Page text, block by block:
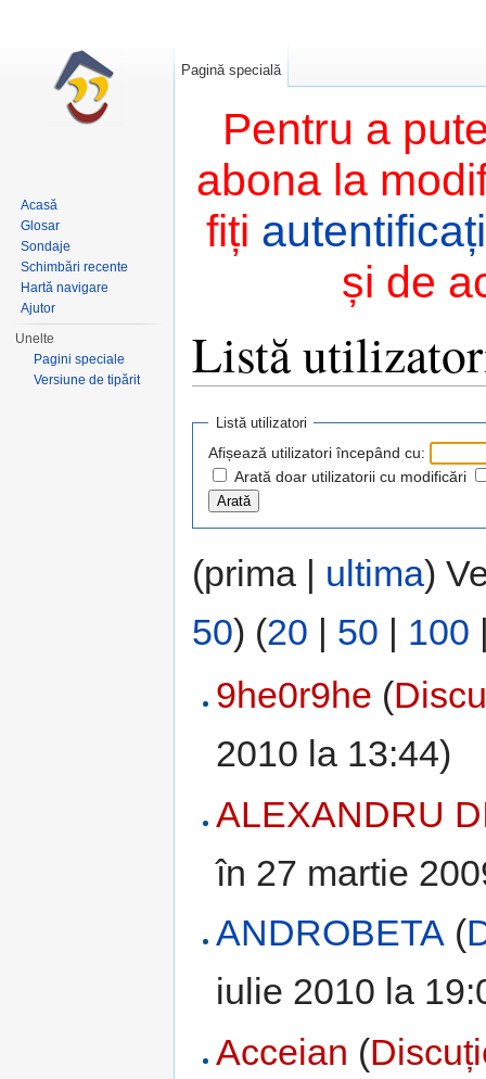
Pentru a
abona la
fiți autentificați
și de
Listă
Listă utilizatori
Afișează utilizatori începând cu:
Arată doar utilizatorii cu modificări
(prima | ultima)
50) (20 | 50 | 100
9he0r9he (
2010 la 13:44)
ALEXANDRU
în 27 martie
ANDROBETA (
iulie 2010 la
Acceian (
Pagină specială
Acasă
Glosar
Sondaje
Schimbări recente
Hartă navigare
Ajutor
Unelte
Pagini speciale
Versiune de tipărit